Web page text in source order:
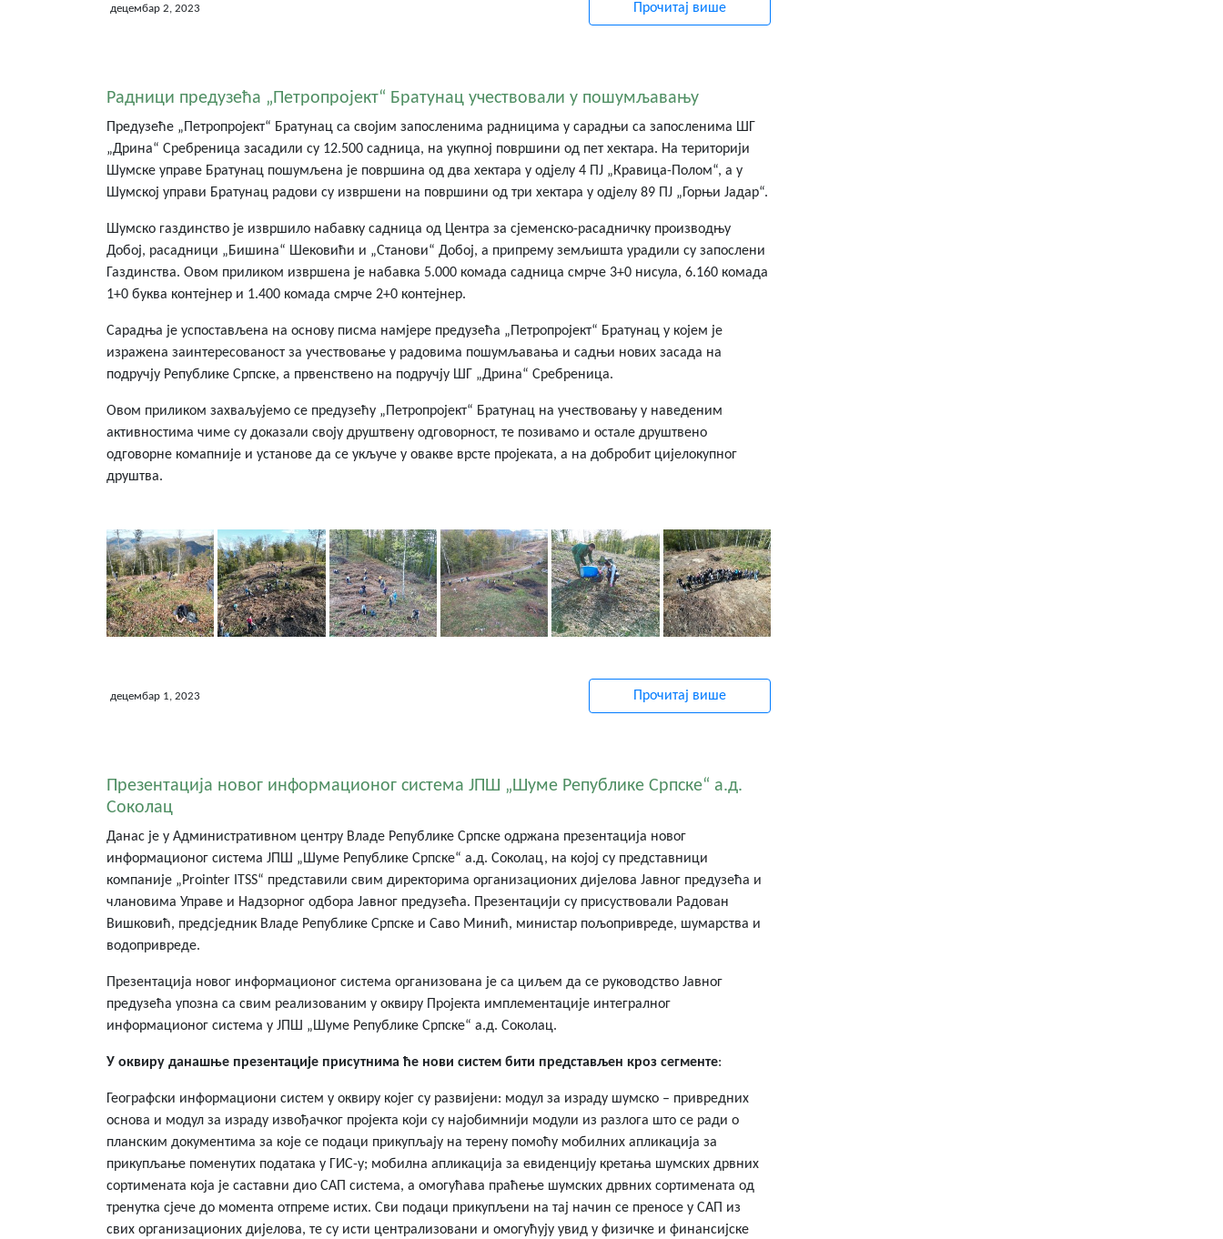
децембар 2, 2023 Прочитај више
Радници предузећа „Петропројект“ Братунац учествовали у пошумљавању
Предузеће „Петропројект“ Братунац са својим запосленима радницима у сарадњи са запосленима ШГ
„Дрина“ Сребреница засадили су 12.500 садница, на укупној површини од пет хектара. На територији
Шумске управе Братунац пошумљена је површина од два хектара у одјелу 4 ПЈ „Кравица-Полом“, а у
Шумској управи Братунац радови су извршени на површини од три хектара у одјелу 89 ПЈ „Горњи Јадар“.
Шумско газдинство је извршило набавку садница од Центра за сјеменско-расадничку производњу
Добој, расадници „Бишина“ Шековићи и „Станови“ Добој, а припрему земљишта урадили су запослени
Газдинства. Овом приликом извршена је набавка 5.000 комада садница смрче 3+0 нисула, 6.160 комада
1+0 буква контејнер и 1.400 комада смрче 2+0 контејнер.
Сарадња је успостављена на основу писма намјере предузећа „Петропројект“ Братунац у којем је
изражена заинтересованост за учествовање у радовима пошумљавања и садњи нових засада на
подручју Републике Српске, а првенствено на подручју ШГ „Дрина“ Сребреница.
Овом приликом захваљујемо се предузећу „Петропројект“ Братунац на учествовању у наведеним
активностима чиме су доказали своју друштвену одговорност, те позивамо и остале друштвено
одговорне комапније и установе да се укључе у овакве врсте пројеката, а на добробит цијелокупног
друштва.
децембар 1, 2023 Прочитај више
Презентација новог информационог система ЈПШ „Шуме Републике Српске“ а.д.
Соколац
Данас је у Административном центру Владе Републике Српске одржана презентација новог
информационог система ЈПШ „Шуме Републике Српске“ а.д. Соколац, на којој су представници
компаније „Prointer ITSS“ представили свим директорима организационих дијелова Јавног предузећа и
члановима Управе и Надзорног одбора Јавног предузећа. Презентацији су присуствовали Радован
Вишковић, предсједник Владе Републике Српске и Саво Минић, министар пољопривреде, шумарства и
водопривреде.
Презентација новог информационог система организована је са циљем да се руководство Јавног
предузећа упозна са свим реализованим у оквиру Пројекта имплементације интегралног
информационог система у ЈПШ „Шуме Републике Српске“ а.д. Соколац.
У оквиру данашње презентације присутнима ће нови систем бити представљен кроз сегменте:
Географски информациони систем у оквиру којег су развијени: модул за израду шумско – привредних
основа и модул за израду извођачког пројекта који су најобимнији модули из разлога што се ради о
планским документима за које се подаци прикупљају на терену помоћу мобилних апликација за
прикупљање поменутих података у ГИС-у; мобилна апликација за евиденцију кретања шумских дрвних
сортимената која је саставни дио САП система, а омогућава праћење шумских дрвних сортимената од
тренутка сјече до момента отпреме истих. Сви подаци прикупљени на тај начин се преносе у САП из
свих организационих дијелова, те су исти централизовани и омогућују увид у физичке и финансијске